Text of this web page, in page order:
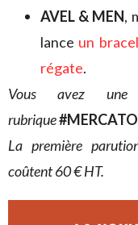
AVEL & MEN,
lance un
régate.
Vous avez
rubrique
La première
coûtent 60 € HT.